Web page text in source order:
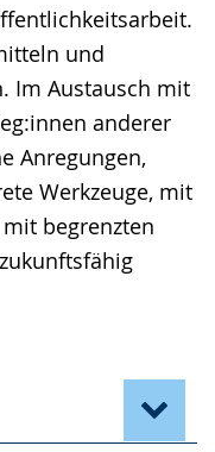
und
Im Austausch mit
anderer
Anregungen,
Werkzeuge, mit
begrenzten